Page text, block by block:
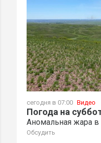
сегодня в 07:00 Видео
Погода на
Аномальная жара в
Обсудить